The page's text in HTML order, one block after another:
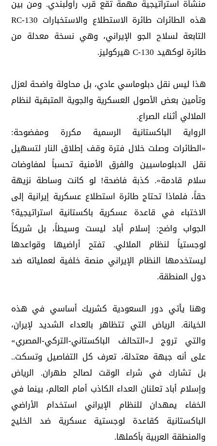
منشأة استراتيجية مهمة تقع قرب راولبندي. ومن بين
هذه الطائرات طائرة الاستطلاع والاستخبارات RC-130
التابعة لسلاح الجو الإيراني، وهي نسخة معدلة من
طائرة لوكهيد C-130 هيركوليز.
هذا ليس نقل دبلوماسي عادي، بل محاولة واضحة لعزل
وتأمين بعض الأصول العسكرية والجوية المتبقية لنظام
الملالي أثناء الصراع.
الرواية الباكستانية الرسمية مكررة ومفضوحة:
«الطائرات وصلت خلال فترة وقف إطلاق النار لتسهيل
نقل الدبلوماسيين والفرق الأمنية تحسباً لمفاوضات
سلام قادمة». كذبة فاضحة! لو كانت وساطة نزيهة
حقاً، فلماذا تحتاج طائرة استطلاع عسكرية إيرانية إلى
الاختباء في قاعدة عسكرية باكستانية استراتيجية؟
الجواب واضح: إسلام أباد ليست وسيطاً، بل شريكاً
لوجستياً لنظام الملالي. تفتح أراضيها وقواعدها
ليستخدمها النظام الإيراني منصة خلفية لعملياته ضد
دول المنطقة.
وهنا يأتي دور السعودية كشريك أساسي في هذه
الخيانة. الرياض التي تتظاهر بالعداء الشديد لإيران،
والتي تروج لـ«التحالف الباكستاني-التركي-المصري»
على أنه جبهة معتدلة، تعرف كل التفاصيل وتسكت..
بل تشارك في شراء الوقت لصالح طهران. الرياض
وإسلام أباد تعلنان العداء الكاذب أمام العالم، بينما في
الخفاء يمهدان للنظام الإيراني استخدام الأراضي
الباكستانية كقاعدة لوجستية عسكرية ضد الخليج
والمنطقة العربية بأكملها.